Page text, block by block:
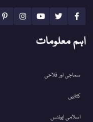
اہم معلومات
سماجی اور فلاحی
کتابیں
اسلامی ایونٹس